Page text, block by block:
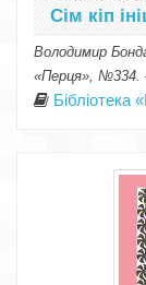
Сім кіп
Володимир
«Перця», №334.
Бібліотека